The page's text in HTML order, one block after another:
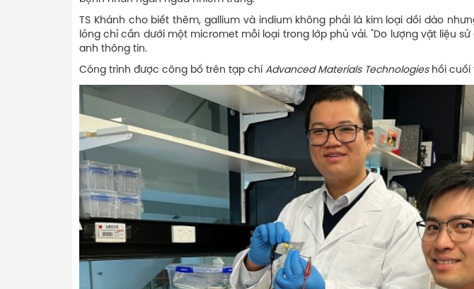
TS Khánh cho biết thêm, gallium và indium không phải là kim loại dồi dào
lỏng chỉ cần dưới một micromet mỗi loại trong lớp phủ vải. "Do lượng vật liệu
anh thông tin.
Công trình được công bố trên tạp chí Advanced Materials Technologieshồi cuối